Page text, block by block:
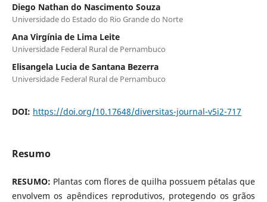
Diego Nathan do Nascimento Souza
Universidade do Estado do Rio Grande do Norte
Ana Virgínia de Lima Leite
Universidade Federal Rural de Pernambuco
Elisangela Lucia de Santana Bezerra
Universidade Federal Rural de Pernambuco
DOI: https://doi.org/10.17648/diversitas-journal-v5i2-717
Resumo
RESUMO: Plantas com flores de quilha possuem pétalas que
envolvem os apêndices reprodutivos, protegendo os grãos